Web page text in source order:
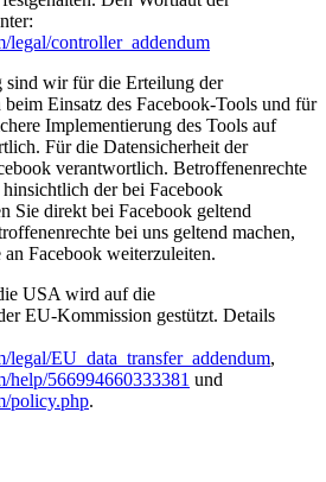
legal/controller_addendum
sind wir für die Erteilung der
Einsatz des Facebook-Tools und für
Implementierung des Tools auf
Für die Datensicherheit der
verantwortlich. Betroffenenrechte
der bei Facebook
Sie direkt bei Facebook geltend
bei uns geltend machen,
Facebook weiterzuleiten.
USA wird auf die
EU-Kommission gestützt. Details
EU_data_transfer_addendum,
help/566994660333381 und
policy.php.